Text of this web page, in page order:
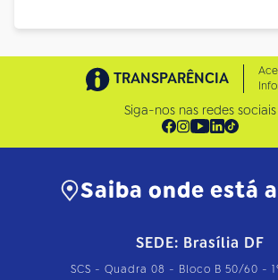
TRANSPARÊNCIA
Siga-nos nas redes sociais
Saiba onde está a
SEDE: Brasília DF
SCS - Quadra 08 - Bloco B 50/60 -